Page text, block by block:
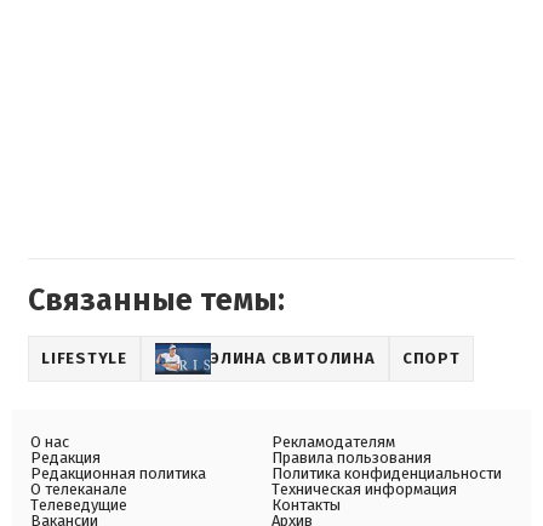
Связанные темы:
LIFESTYLE ЭЛИНА СВИТОЛИНА СПОРТ
О нас
Редакция
Редакционная политика
О телеканале
Телеведущие
Вакансии
Рекламодателям
Правила пользования
Политика конфиденциальности
Техническая информация
Контакты
Архив